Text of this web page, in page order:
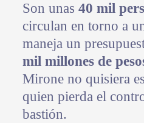
Son unas 40 mil
circulan en torno a
maneja un
mil millones de
Mirone no quisiera
quien pierda el
bastión.